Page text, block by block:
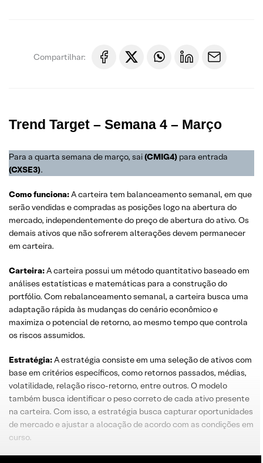
Compartilhar:
Trend Target – Semana 4 – Março
Para a quarta semana de março, sai(CMIG4) para entrada
(CXSE3).
Como funciona:A carteira tem balanceamento semanal, em que
serão vendidas e compradas as posições logo na abertura do
mercado, independentemente do preço de abertura do ativo. Os
demais ativos que não sofrerem alterações devem permanecer
em carteira.
Carteira:A carteira possui um método quantitativo baseado em
análises estatísticas e matemáticas para a construção do
portfólio. Com rebalanceamento semanal, a carteira busca uma
adaptação rápida às mudanças do cenário econômico e
maximiza o potencial de retorno, ao mesmo tempo que controla
os riscos assumidos.
Estratégia:A estratégia consiste em uma seleção de ativos com
base em critérios específicos, como retornos passados, médias,
volatilidade, relação risco-retorno, entre outros. O modelo
também busca identificar o peso correto de cada ativo presente
na carteira. Com isso, a estratégia busca capturar oportunidades
de mercado e ajustar a alocação de acordo com as condições em
curso.